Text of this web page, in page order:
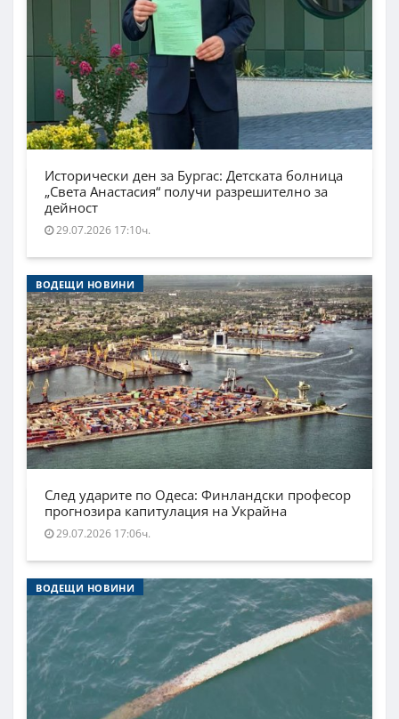
Исторически ден за Бургас: Детската болница
„Света Анастасия“ получи разрешително за
дейност
29.07.2026 17:10ч.
ВОДЕЩИ НОВИНИ
След ударите по Одеса: Финландски професор
прогнозира капитулация на Украйна
29.07.2026 17:06ч.
ВОДЕЩИ НОВИНИ